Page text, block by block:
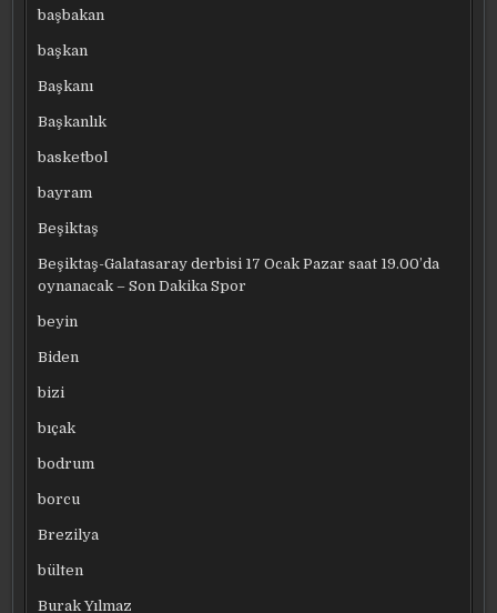
başbakan
başkan
Başkanı
Başkanlık
basketbol
bayram
Beşiktaş
Beşiktaş-Galatasaray derbisi 17 Ocak Pazar saat 19.00’da
oynanacak – Son Dakika Spor
beyin
Biden
bizi
bıçak
bodrum
borcu
Brezilya
bülten
Burak Yılmaz